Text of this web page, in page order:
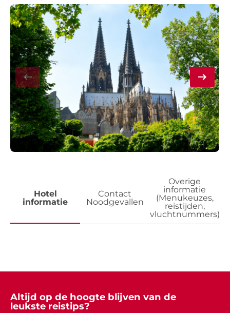
Hotel
informatie
Contact
Noodgevallen
Overige
informatie
(Menukeuzes,
reistijden,
vluchtnummers)
Altijd op de hoogte blijven van de
leukste reistips?